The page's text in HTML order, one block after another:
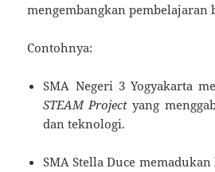
mengembangkan pembelajaran
Contohnya:
SMA Negeri 3 Yogyakarta
STEAM Project yang
dan teknologi.
SMA Stella Duce